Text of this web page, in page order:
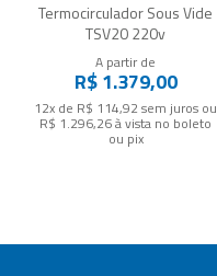
Termocirculador Sous Vide
TSV20 220v
A partir de
R$ 1.379,00
12x de R$ 114,92 sem juros ou
R$ 1.296,26à vista no boleto
ou pix